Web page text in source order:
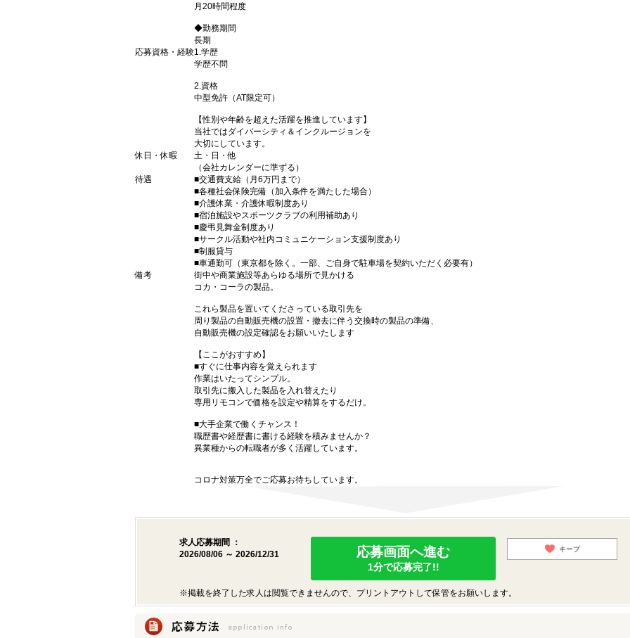
月20時間程度
◆勤務期間
長期
応募資格・経験1.学歴
学歴不問
2.資格
中型免許（AT限定可）
【性別や年齢を超えた活躍を推進しています】
当社ではダイバーシティ＆インクルージョンを
大切にしています。
休日・休暇
土・日・他
（会社カレンダーに準ずる）
待遇
■交通費支給（月6万円まで）
■各種社会保険完備（加入条件を満たした場合）
■介護休業・介護休暇制度あり
■宿泊施設やスポーツクラブの利用補助あり
■慶弔見舞金制度あり
■サークル活動や社内コミュニケーション支援制度あり
■制服貸与
■車通勤可（東京都を除く。一部、ご自身で駐車場を契約いただく必要有）
備考
街中や商業施設等あらゆる場所で見かける
コカ・コーラの製品。
これら製品を置いてくださっている取引先を
周り製品の自動販売機の設置・撤去に伴う交換時の製品の準備、
自動販売機の設定確認をお願いいたします
【ここがおすすめ】
■すぐに仕事内容を覚えられます
作業はいたってシンプル。
取引先に搬入した製品を入れ替えたり
専用リモコンで価格を設定や精算をするだけ。
■大手企業で働くチャンス！
職歴書や経歴書に書ける経験を積みませんか？
異業種からの転職者が多く活躍しています。
コロナ対策万全でご応募お待ちしています。
求人応募期間 ：
2026/08/06 ～ 2026/12/31
応募画面へ進む
1分で応募完了!!
キープ
※掲載を終了した求人は閲覧できませんので、プリントアウトして保管をお願いします。